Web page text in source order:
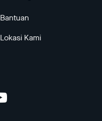
Bantuan
Lokasi Kami